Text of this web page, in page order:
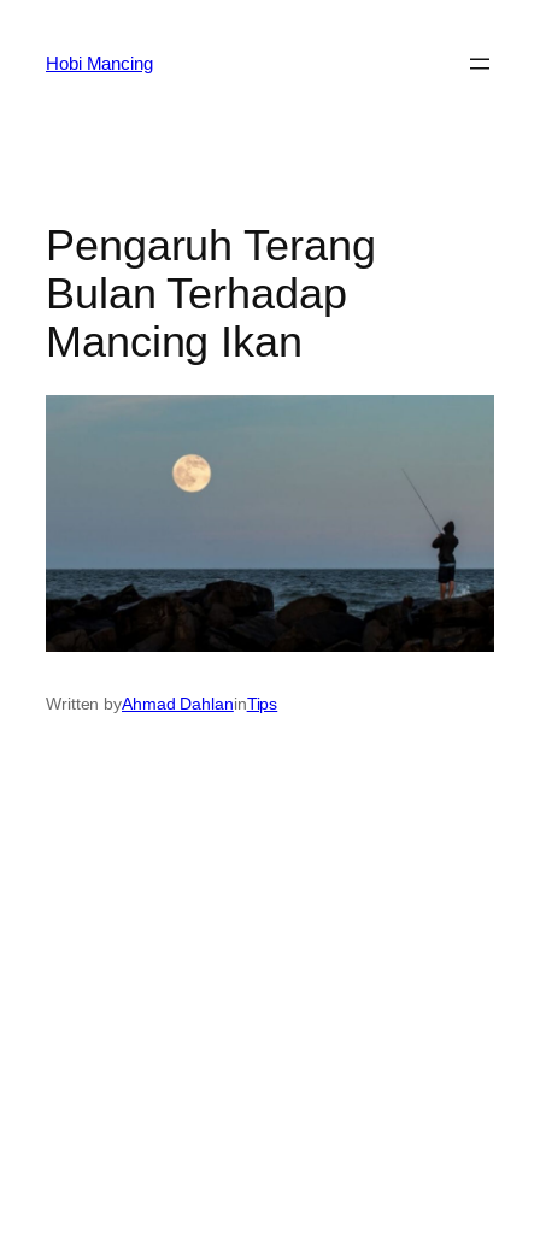
contentHobi Mancing
Pengaruh Terang
Bulan Terhadap
Mancing Ikan
Written byAhmad DahlaninTips